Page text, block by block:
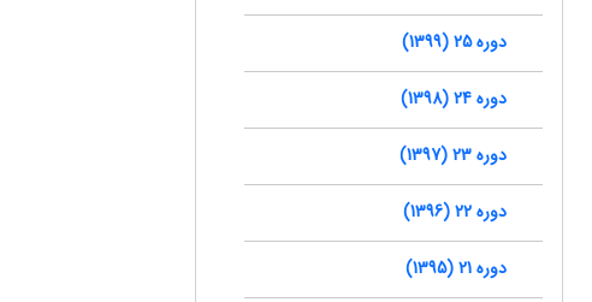
دوره 25 (1399)
دوره 24 (1398)
دوره 23 (1397)
دوره 22 (1396)
دوره 21 (1395)